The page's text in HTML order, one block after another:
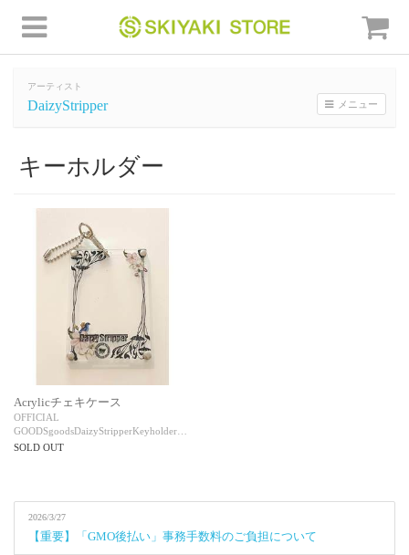
アーティスト
DaizyStripper メニュー
キーホルダー
Acrylicチェキケース
OFFICIAL
GOODSgoodsDaizyStripperKeyholder
SOLD OUT
2026/3/27
【重要】「GMO後払い」事務手数料のご負担について